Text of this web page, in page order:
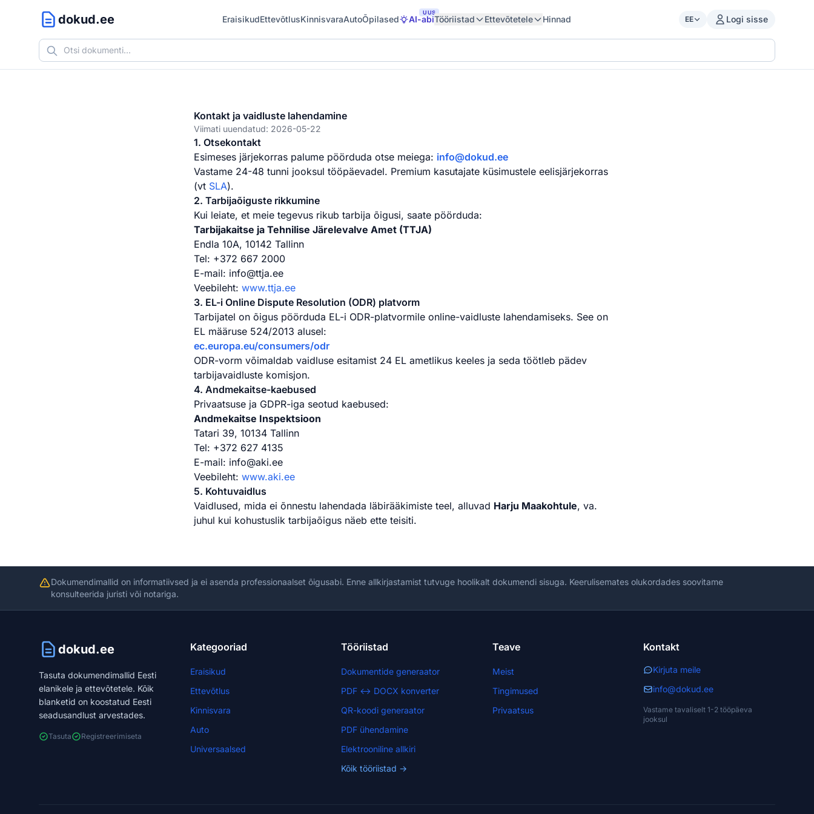
dokud.ee EraisikudEttevõtlusKinnisvaraAutoÕpilased
UUS
AI-abiTööriistad Ettevõtetele Hinnad EE Logi sisse
Kontakt ja vaidluste lahendamine
Viimati uuendatud: 2026-05-22
1. Otsekontakt
Esimeses järjekorras palume pöörduda otse meiega: info@dokud.ee
Vastame 24-48 tunni jooksul tööpäevadel. Premium kasutajate küsimustele eelisjärjekorras
(vt SLA).
2. Tarbijaõiguste rikkumine
Kui leiate, et meie tegevus rikub tarbija õigusi, saate pöörduda:
Tarbijakaitse ja Tehnilise Järelevalve Amet (TTJA)
Endla 10A, 10142 Tallinn
Tel: +372 667 2000
E-mail: info@ttja.ee
Veebileht: www.ttja.ee
3. EL-i Online Dispute Resolution (ODR) platvorm
Tarbijatel on õigus pöörduda EL-i ODR-platvormile online-vaidluste lahendamiseks. See on
EL määruse 524/2013 alusel:
ec.europa.eu/consumers/odr
ODR-vorm võimaldab vaidluse esitamist 24 EL ametlikus keeles ja seda töötleb pädev
tarbijavaidluste komisjon.
4. Andmekaitse-kaebused
Privaatsuse ja GDPR-iga seotud kaebused:
Andmekaitse Inspektsioon
Tatari 39, 10134 Tallinn
Tel: +372 627 4135
E-mail: info@aki.ee
Veebileht: www.aki.ee
5. Kohtuvaidlus
Vaidlused, mida ei õnnestu lahendada läbirääkimiste teel, alluvad Harju Maakohtule, va.
juhul kui kohustuslik tarbijaõigus näeb ette teisiti.
Dokumendimallid on informatiivsed ja ei asenda professionaalset õigusabi. Enne allkirjastamist tutvuge hoolikalt dokumendi sisuga. Keerulisemates olukordades soovitame
konsulteerida juristi või notariga.
dokud.ee
Tasuta dokumendimallid Eesti
elanikele ja ettevõtetele. Kõik
blanketid on koostatud Eesti
seadusandlust arvestades.
Tasuta Registreerimiseta
Kategooriad
Eraisikud
Ettevõtlus
Kinnisvara
Auto
Universaalsed
Tööriistad
Dokumentide generaator
PDF ↔ DOCX konverter
QR-koodi generaator
PDF ühendamine
Elektrooniline allkiri
Kõik tööriistad →
Teave
Meist
Tingimused
Privaatsus
Kontakt
Kirjuta meile
info@dokud.ee
Vastame tavaliselt 1-2 tööpäeva
jooksul